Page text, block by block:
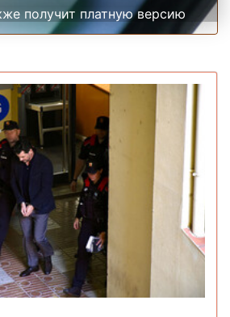
получит платную версию